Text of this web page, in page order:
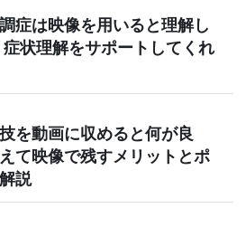
症は映像を用いると理解し
状理解をサポートしてくれ
を動画に収めると何が良
て映像で残すメリットとポ
説